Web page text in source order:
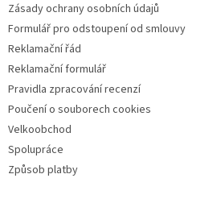
Zásady ochrany osobních údajů
Formulář pro odstoupení od smlouvy
Reklamační řád
Reklamační formulář
Pravidla zpracování recenzí
Poučení o souborech cookies
Velkoobchod
Spolupráce
Způsob platby